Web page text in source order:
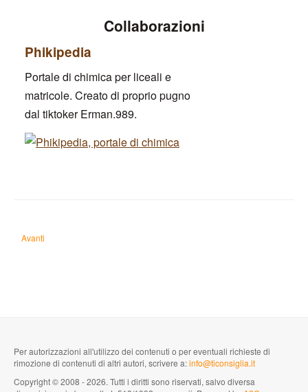
Collaborazioni
Phikipedia
Portale di chimica per liceali e
matricole. Creato di proprio pugno
dal tiktoker Erman.989.
Articolo successivo: L'Effetto Pauli e il 137: la storia del fisico che portava
Avanti
Per autorizzazioni all'utilizzo dei contenuti o per eventuali richieste di
rimozione di contenuti di altri autori, scrivere a:info@ticonsiglia.it
Copyright © 2008 - 2026. Tutti i diritti sono riservati, salvo diversa